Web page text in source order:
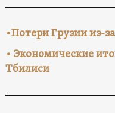
•Потери Грузии из-
• Экономические
Тбилиси